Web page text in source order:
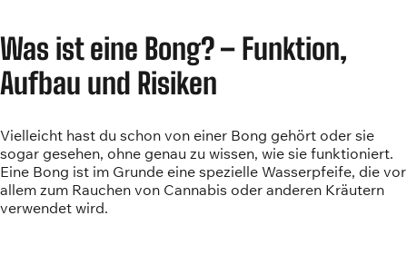
Was ist eine Bong? – Funktion,
Aufbau und Risiken
Vielleicht hast du schon von einer Bong gehört oder sie
sogar gesehen, ohne genau zu wissen, wie sie funktioniert.
Eine Bong ist im Grunde eine spezielle Wasserpfeife, die vor
allem zum Rauchen von Cannabis oder anderen Kräutern
verwendet wird.